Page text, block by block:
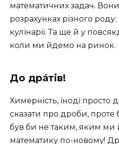
математичних задач.
розрахунках різного роду:
кулінарії. Та ще й у
коли ми йдемо на ринок.
До дра́тів!
Химерність, іноді
сказати про дроби, проте
був би не таким, яким ми
математику по-новому!